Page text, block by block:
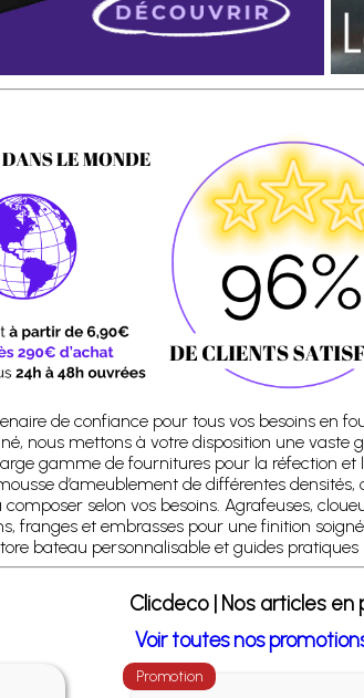
de confiance pour tous vos besoins en
nous mettons à votre disposition une
gamme de fournitures pour la réfection
d’ameublement de différentes
selon vos besoins. Agrafeuses,
franges et embrasses pour une finition
bateau personnalisable et guides
Clicdeco | Nos articles
Voir toutes nos
Promotion